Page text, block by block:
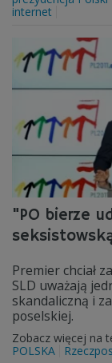
internet
"PO bierze
Premier chciał
SLD uważają
skandaliczną i
poselskiej.
Zobacz więcej na
POLSKA